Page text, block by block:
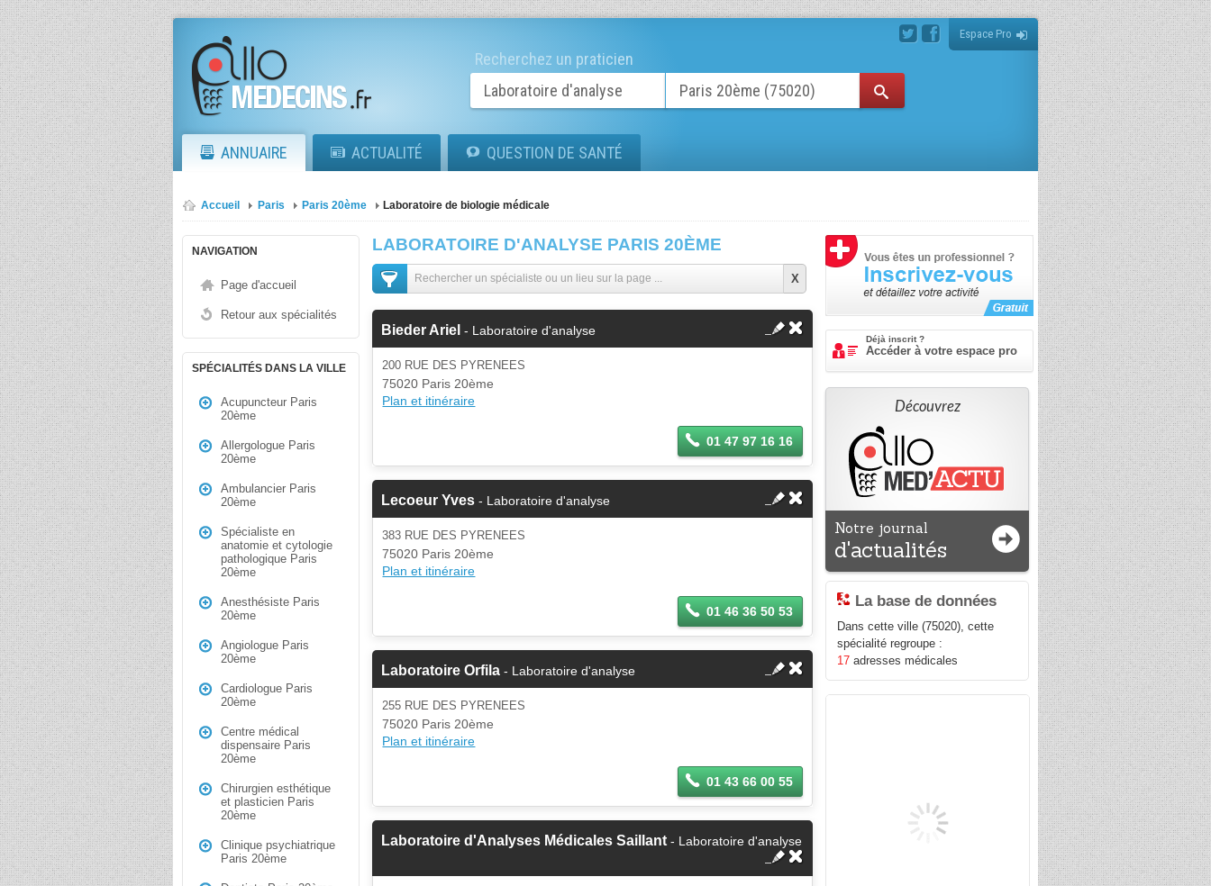
Espace Pro
Recherchez un praticien
ANNUAIRE ACTUALITÉ QUESTION DE SANTÉ
Accueil Paris Paris 20ème Laboratoire de biologie médicale
NAVIGATION
Page d'accueil
Retour aux spécialités
SPÉCIALITÉS DANS LA VILLE
Acupuncteur Paris
20ème
Allergologue Paris
20ème
Ambulancier Paris
20ème
Spécialiste en
anatomie et cytologie
pathologique Paris
20ème
Anesthésiste Paris
20ème
Angiologue Paris
20ème
Cardiologue Paris
20ème
Centre médical
dispensaire Paris
20ème
Chirurgien esthétique
et plasticien Paris
20ème
Clinique psychiatrique
Paris 20ème
LABORATOIRE D'ANALYSE PARIS 20ÈME
Bieder Ariel - Laboratoire d'analyse
200 RUE DES PYRENEES
75020 Paris 20ème
Plan et itinéraire
01 47 97 16 16
Lecoeur Yves - Laboratoire d'analyse
383 RUE DES PYRENEES
75020 Paris 20ème
Plan et itinéraire
01 46 36 50 53
Laboratoire Orfila - Laboratoire d'analyse
255 RUE DES PYRENEES
75020 Paris 20ème
Plan et itinéraire
01 43 66 00 55
Laboratoire d'Analyses Médicales Saillant - Laboratoire d'analyse
Déjà inscrit ?
Accéder à votre espace pro
Découvrez
Notre journal
d'actualités
La base de données
Dans cette ville (75020), cette
spécialité regroupe :
17 adresses médicales